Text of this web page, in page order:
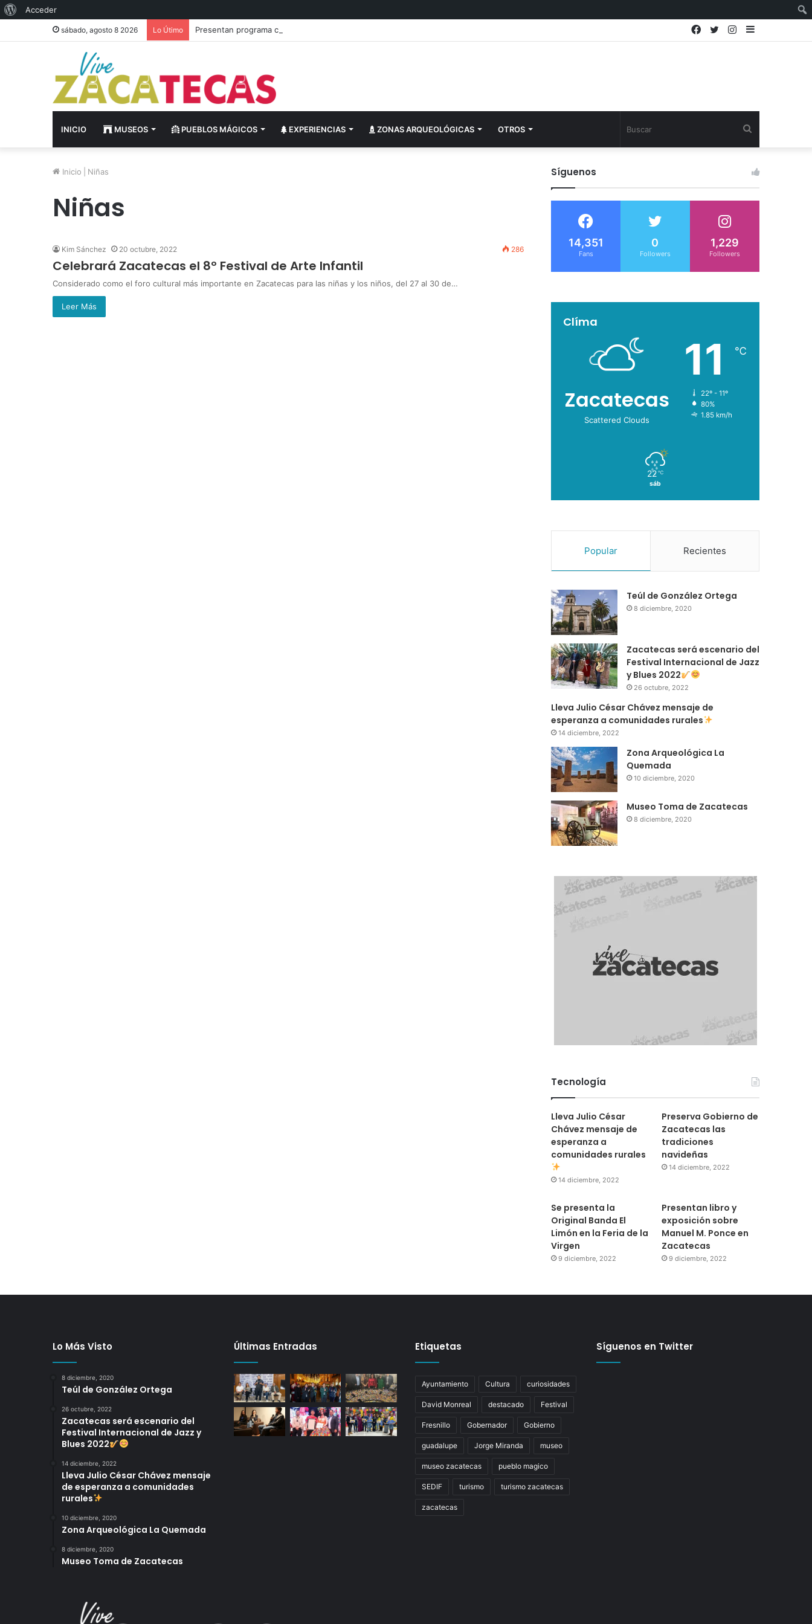
Acerca
Acceder
sábado, agosto 8 2026 Lo Útimo Presentan programa cultural del festival “Abrazarte en Navidad” Instagram
Twitter
Facebook
INICIO MUSEOS PUEBLOS MÁGICOS EXPERIENCIAS ZONAS ARQUEOLÓGICAS OTROS
Inicio Niñas
Niñas
Kim Sánchez 20 octubre, 2022 286
Celebrará Zacatecas el 8º Festival de Arte Infantil
Considerado como el foro cultural más importante en Zacatecas para las niñas y los niños, del 27 al 30 de…
Leer Más
Síguenos
14,351
Fans
0
Followers
1,229
Followers
Clíma
Zacatecas
Scattered Clouds
11 ℃
22º - 11º
80%
1.85 km/h
22 ℃
sáb
Popular Recientes
Teúl de González Ortega
8 diciembre, 2020
Zacatecas será escenario del
Festival Internacional de Jazz
y Blues 2022
26 octubre, 2022
Lleva Julio César Chávez mensaje de
esperanza a comunidades rurales
14 diciembre, 2022
Zona Arqueológica La
Quemada
10 diciembre, 2020
Museo Toma de Zacatecas
8 diciembre, 2020
Tecnología
Lleva Julio César
Chávez mensaje de
esperanza a
comunidades rurales
14 diciembre, 2022
Preserva Gobierno de
Zacatecas las
tradiciones
navideñas
14 diciembre, 2022
Se presenta la
Original Banda El
Limón en la Feria de la
Virgen
9 diciembre, 2022
Presentan libro y
exposición sobre
Manuel M. Ponce en
Zacatecas
9 diciembre, 2022
Lo Más Visto
8 diciembre, 2020
Teúl de González Ortega
26 octubre, 2022
Zacatecas será escenario del
Festival Internacional de Jazz y
Blues 2022
14 diciembre, 2022
Lleva Julio César Chávez mensaje
de esperanza a comunidades
rurales
10 diciembre, 2020
Zona Arqueológica La Quemada
8 diciembre, 2020
Museo Toma de Zacatecas
Últimas Entradas Etiquetas
Ayuntamiento Cultura curiosidades
David Monreal destacado Festival
Fresnillo Gobernador Gobierno
guadalupe Jorge Miranda museo
museo zacatecas pueblo magico
SEDIF turismo turismo zacatecas
zacatecas
Síguenos en Twitter